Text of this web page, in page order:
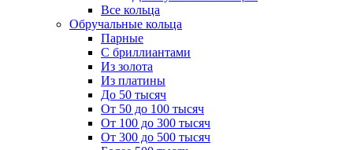
Все кольца
Обручальные кольца
Парные
С бриллиантами
Из золота
Из платины
До 50 тысяч
От 50 до 100 тысяч
От 100 до 300 тысяч
От 300 до 500 тысяч